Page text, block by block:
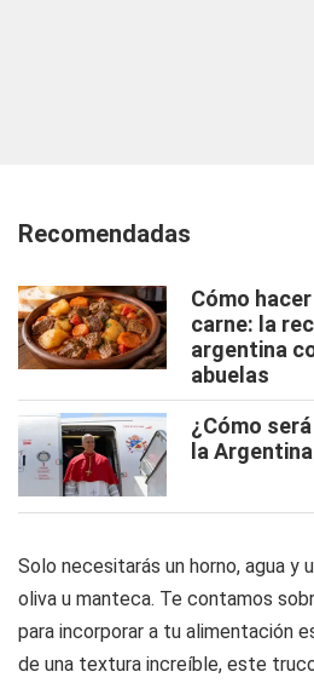
Recomendadas
Cómo
carne: la
argentina
abuelas
¿Cómo
la
Solo necesitarás un horno, agua y
oliva u manteca. Te contamos
para incorporar a tu alimentación
de una textura increíble, este